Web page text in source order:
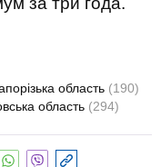
область (190)
область (294)